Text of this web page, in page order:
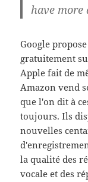
have more
Google
gratuitement
Apple fait de
Amazon vend
que l'on dit à
toujours. Ils
nouvelles
la qualité des
vocale et des